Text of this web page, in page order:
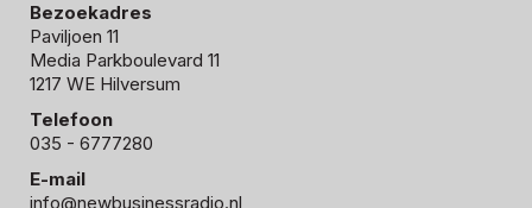
Bezoekadres
Paviljoen 11
Media Parkboulevard 11
1217 WE Hilversum
Telefoon
035 - 6777280
E-mail
info@newbusinessradio.nl